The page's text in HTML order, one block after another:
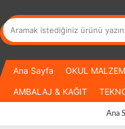
Ana Sayfa OKUL
AMBALAJ & KAĞIT
Ana